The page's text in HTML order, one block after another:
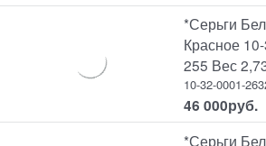
*Серьги
Красное
255 Вес
10-32-0001-
46 000руб.
*Серьги